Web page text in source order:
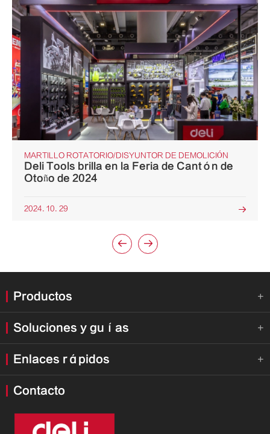
MARTILLO ROTATORIO/DISYUNTOR DE DEMOLICIÓN
Deli Tools brilla en la Feria de Cantón de
Otoño de 2024
2024. 10. 29 
 
Productos 
Soluciones y guías 
Enlaces rápidos 
Contacto